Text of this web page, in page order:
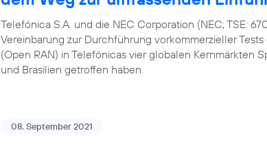
Telefónica S.A. und die NEC Corporation (NEC; TSE:
Vereinbarung zur Durchführung vorkommerzieller
(Open RAN) in Telefónicas vier globalen Kernmärkten
und Brasilien getroffen haben.
08. September 2021